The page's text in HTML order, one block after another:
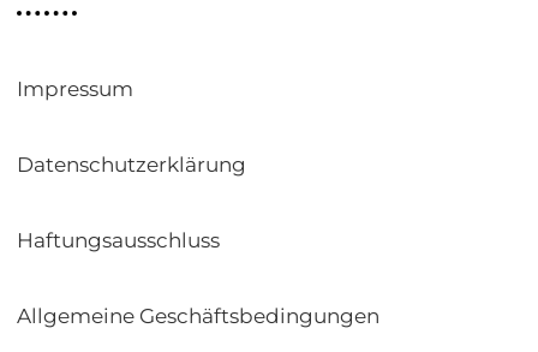
Impressum
Datenschutzerklärung
Haftungsausschluss
Allgemeine Geschäftsbedingungen